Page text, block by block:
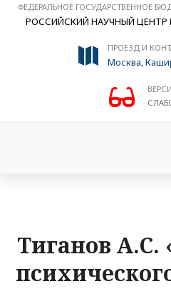
ФЕДЕРАЛЬНОЕ ГОСУДАРСТВЕННОЕ
РОССИЙСКИЙ НАУЧНЫЙ ЦЕНТР
ПРОЕЗД И
Москва,
Тиганов А.С.